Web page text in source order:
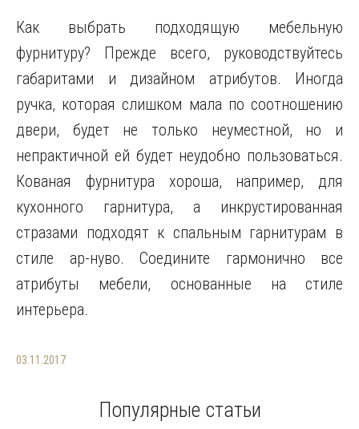
Как выбрать подходящую мебельную
фурнитуру? Прежде всего, руководствуйтесь
габаритами и дизайном атрибутов. Иногда
ручка, которая слишком мала по соотношению
двери, будет не только неуместной, но и
непрактичной ей будет неудобно пользоваться.
Кованая фурнитура хороша, например, для
кухонного гарнитура, а инкрустированная
стразами подходят к спальным гарнитурам в
стиле ар-нуво. Соедините гармонично все
атрибуты мебели, основанные на стиле
интерьера.
03.11.2017
Популярные статьи